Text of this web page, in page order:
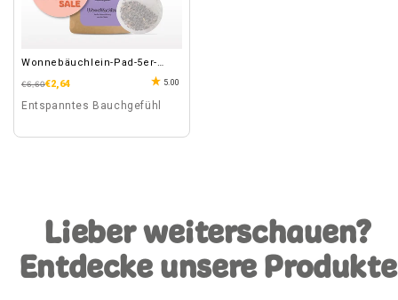
Wonnebäuchlein-Pad-5er-
Normaler
€6,60
Verkaufspreis
€2,64 5.00
Entspanntes Bauchgefühl
Lieber weiterschauen?
Entdecke unsere Produkte